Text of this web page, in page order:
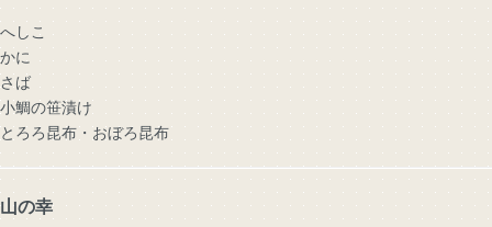
へしこ
かに
さば
小鯛の笹漬け
とろろ昆布・おぼろ昆布
山の幸